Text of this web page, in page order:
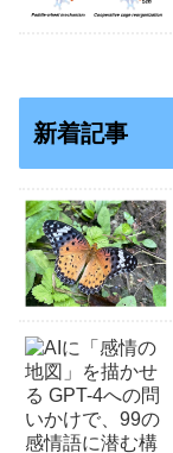
新着記事